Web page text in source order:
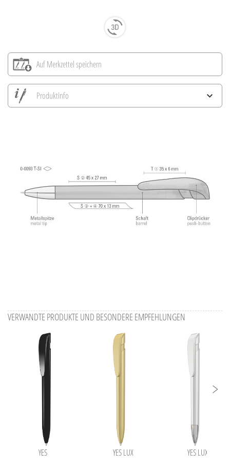
Auf Merkzettel speichern
Produktinfo
VERWANDTE PRODUKTE UND BESONDERE EMPFEHLUNGEN
YES YES LUX YES LUX SI